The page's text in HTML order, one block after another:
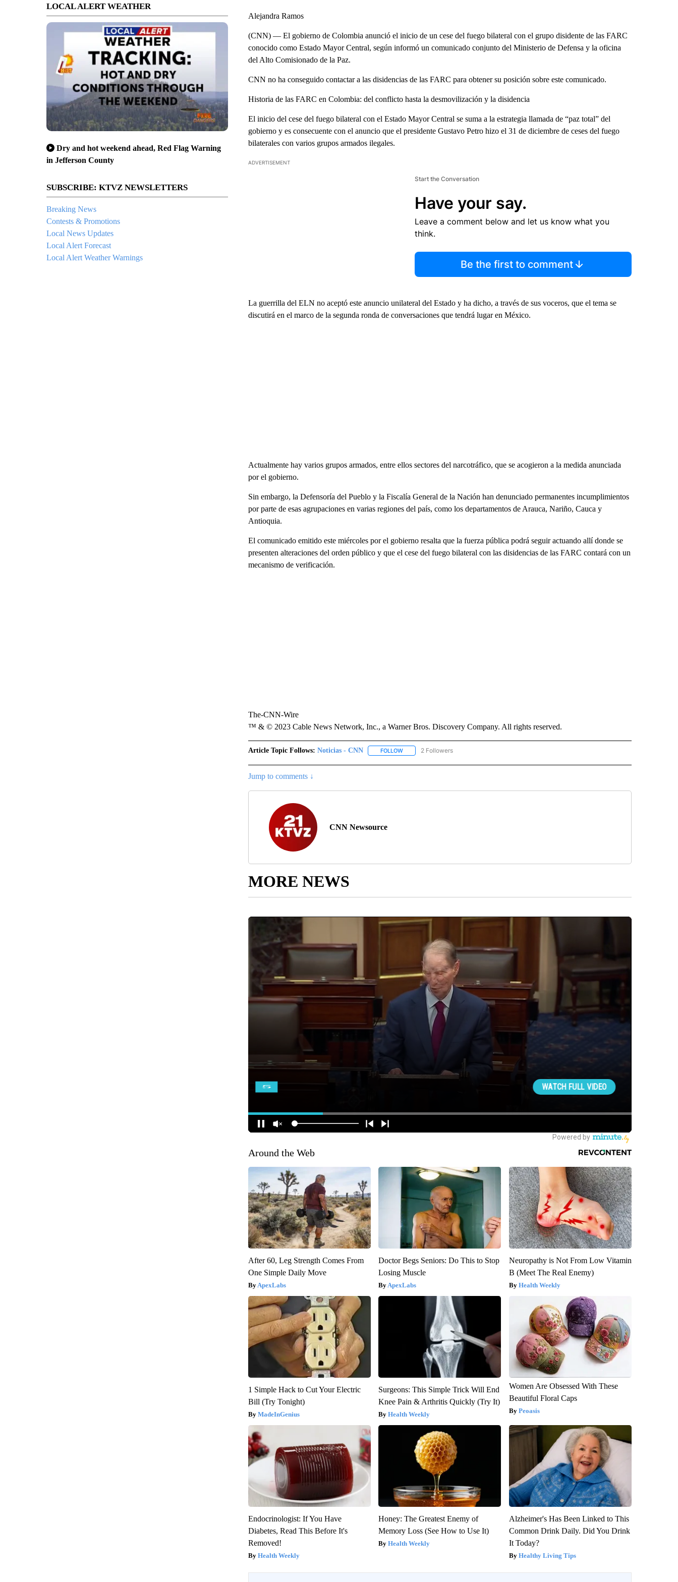
LOCAL ALERT WEATHER
Dry and hot weekend ahead, Red Flag Warning
in Jefferson County
SUBSCRIBE: KTVZ NEWSLETTERS
Breaking News
Contests & Promotions
Local News Updates
Local Alert Forecast
Local Alert Weather Warnings
Alejandra Ramos
(CNN) — El gobierno de Colombia anunció el inicio de un cese del fuego bilateral con el grupo disidente de las FARC
conocido como Estado Mayor Central, según informó un comunicado conjunto del Ministerio de Defensa y la oficina
del Alto Comisionado de la Paz.
CNN no ha conseguido contactar a las disidencias de las FARC para obtener su posición sobre este comunicado.
Historia de las FARC en Colombia: del conflicto hasta la desmovilización y la disidencia
El inicio del cese del fuego bilateral con el Estado Mayor Central se suma a la estrategia llamada de “paz total” del
gobierno y es consecuente con el anuncio que el presidente Gustavo Petro hizo el 31 de diciembre de ceses del fuego
bilaterales con varios grupos armados ilegales.
ADVERTISEMENT
Start the Conversation
Have your say.
Leave a comment below and let us know what you
think.
Be the first to comment
La guerrilla del ELN no aceptó este anuncio unilateral del Estado y ha dicho, a través de sus voceros, que el tema se
discutirá en el marco de la segunda ronda de conversaciones que tendrá lugar en México.
Actualmente hay varios grupos armados, entre ellos sectores del narcotráfico, que se acogieron a la medida anunciada
por el gobierno.
Sin embargo, la Defensoría del Pueblo y la Fiscalía General de la Nación han denunciado permanentes incumplimientos
por parte de esas agrupaciones en varias regiones del país, como los departamentos de Arauca, Nariño, Cauca y
Antioquia.
El comunicado emitido este miércoles por el gobierno resalta que la fuerza pública podrá seguir actuando allí donde se
presenten alteraciones del orden público y que el cese del fuego bilateral con las disidencias de las FARC contará con un
mecanismo de verificación.
The-CNN-Wire
™ & © 2023 Cable News Network, Inc., a Warner Bros. Discovery Company. All rights reserved.
Article Topic Follows: Noticias - CNN FOLLOWFOLLOW "NOTICIAS - CNN" TO RECEIVE NOTIFICATIONS ABOUT NEW PAGES ON "NOTICIAS - CNN".
2 Followers
Jump to comments ↓
CNN Newsource
MORE NEWS
Around the Web
After 60, Leg Strength Comes From
One Simple Daily Move
ApexLabs
Doctor Begs Seniors: Do This to Stop
Losing Muscle
ApexLabs
Neuropathy is Not From Low Vitamin
B (Meet The Real Enemy)
Health Weekly
1 Simple Hack to Cut Your Electric
Bill (Try Tonight)
MadeInGenius
Surgeons: This Simple Trick Will End
Knee Pain & Arthritis Quickly (Try It)
Health Weekly
Women Are Obsessed With These
Beautiful Floral Caps
Peoasis
Endocrinologist: If You Have
Diabetes, Read This Before It's
Removed!
Health Weekly
Honey: The Greatest Enemy of
Memory Loss (See How to Use It)
Health Weekly
Alzheimer's Has Been Linked to This
Common Drink Daily. Did You Drink
It Today?
Healthy Living Tips